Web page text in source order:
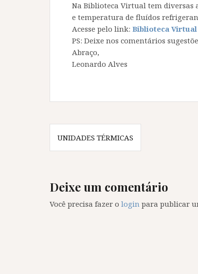
Na Biblioteca Virtual tem diversas
e temperatura de fluídos
Acesse pelo link: Biblioteca Virtual
PS: Deixe nos comentários
Abraço,
Leonardo Alves
Navegação
deUNIDADES TÉRMICAS
Deixe um comentário
Você precisa fazer o login para publicar